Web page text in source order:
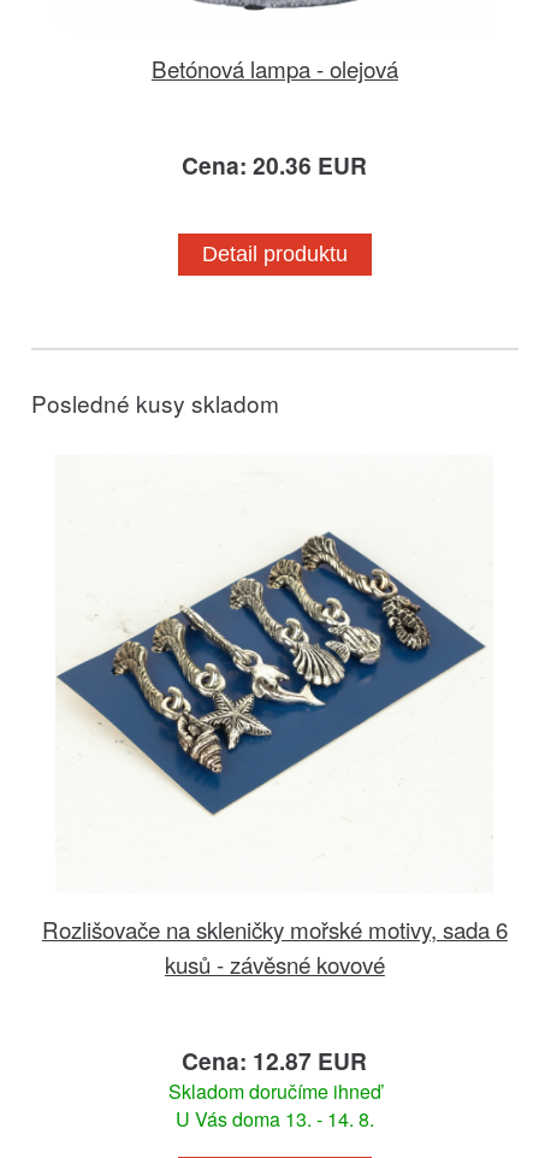
Betónová lampa - olejová
Cena: 20.36 EUR
Detail produktu
Posledné kusy skladom
Rozlišovače na skleničky mořské motivy, sada 6
kusů - závěsné kovové
Cena: 12.87 EUR
Skladom doručíme ihneď
U Vás doma 13. - 14. 8.